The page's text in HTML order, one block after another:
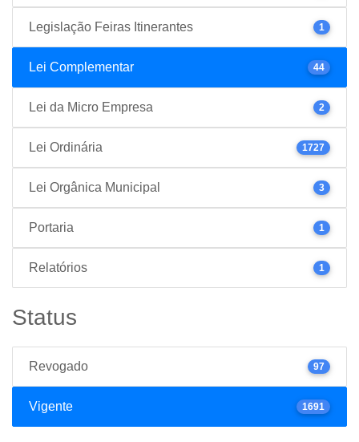
Legislação Feiras Itinerantes 1
Lei Complementar 44
Lei da Micro Empresa 2
Lei Ordinária 1727
Lei Orgânica Municipal 3
Portaria 1
Relatórios 1
Status
Revogado 97
Vigente 1691